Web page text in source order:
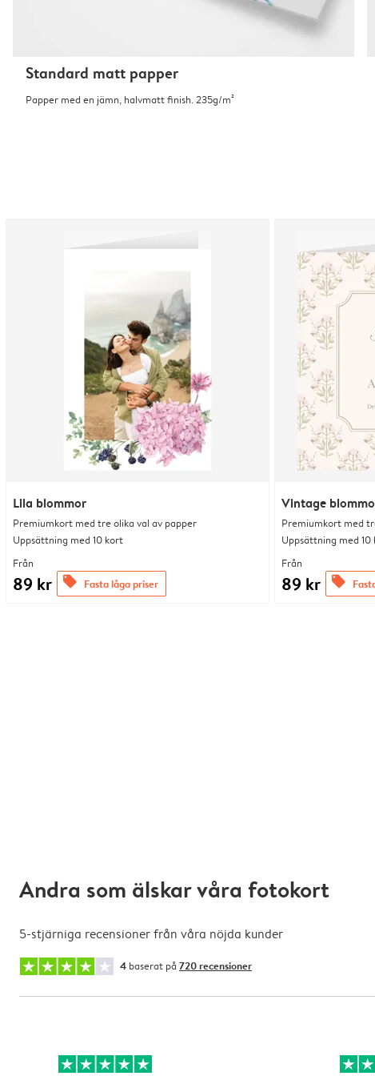
Standard matt papper
Papper med en jämn, halvmatt finish. 235g/m²
Lila blommor
Premiumkort med tre olika val av papper
Uppsättning med 10 kort
Från
89 kr offers Fasta låga priser
Vintage
Premiumkort med
Uppsättning med 10
Från
89 kr offers
Andra som älskar våra fotokort
5-stjärniga recensioner från våra nöjda kunder
4 baserat på 720 recensioner